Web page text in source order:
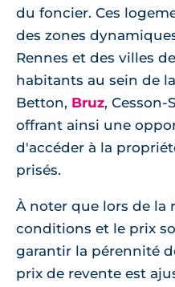
du foncier. Ces
des zones
Rennes et des villes
habitants au sein de
Betton, Bruz, Cesson-
offrant ainsi une
d'accéder à la
prisés.
À noter que lors de la
conditions et le prix
garantir la pérennité
prix de revente est